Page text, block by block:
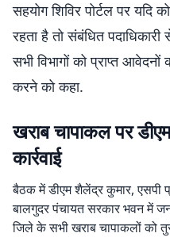
सहयोग शिविर पोर्टल पर
रहता है तो संबंधित
सभी विभागों को प्राप्त आवेदनों
करने को कहा.
खराब चापाकल पर
कार्रवाई
बैठक में डीएम शैलेंद्र कुमार, एसपी
बालगुदर पंचायत सरकार भवन में
जिले के सभी खराब चापाकलों को